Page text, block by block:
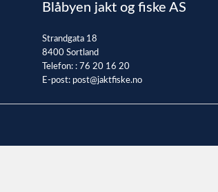
Blåbyen jakt og fiske AS
Strandgata 18
8400 Sortland
Telefon: : 76 20 16 20
E-post: post@jaktfiske.no